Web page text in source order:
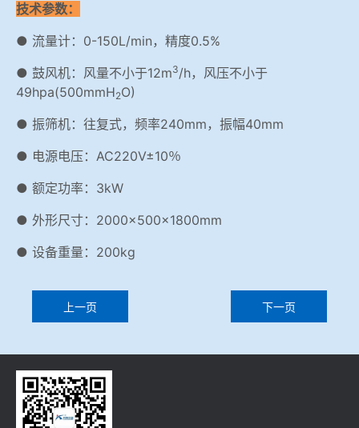
技术参数：
● 流量计：0-150L/min，精度0.5%
● 鼓风机：风量不小于12m3/h，风压不小于
49hpa(500mmH2O)
● 振筛机：往复式，频率240mm，振幅40mm
● 电源电压：AC220V±10％
● 额定功率：3kW
● 外形尺寸：2000×500×1800mm
● 设备重量：200kg
上一页 下一页